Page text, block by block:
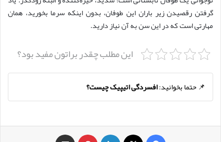
گرفتن رقصیدن زیر باران این طوفان، بدون اینکه سرما بخورید، همان
مهارتی است که در این سن به آن نیاز دارید.
این مطلب چقدر براتون مفید بود؟
📌 حتما بخوانید:افسردگی اتیپیک چیست؟
فیس بوک ‫پین‌ترست